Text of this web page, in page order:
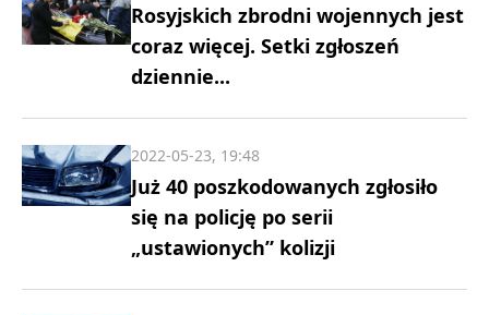
Rosyjskich zbrodni wojennych jest
coraz więcej. Setki zgłoszeń
dziennie...
Już 40 poszkodowanych zgłosiło
się na policję po serii
„ustawionych” kolizji
2022-05-23, 19:48